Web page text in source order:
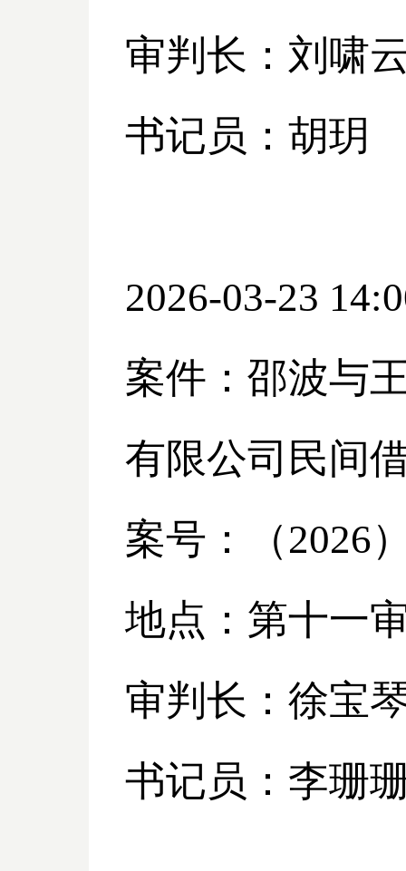
审判长：刘啸
书记员：胡玥
2026-03-23
案件：邵波与
有限公司民间
案号：（2026
地点：第十一
审判长：徐宝
书记员：李珊